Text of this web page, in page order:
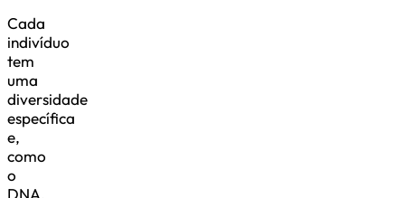
Cada
indivíduo
tem
uma
diversidade
específica
e,
como
o